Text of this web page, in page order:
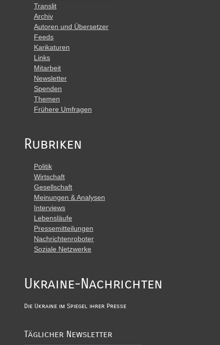
Translit
Archiv
Autoren und Übersetzer
Feeds
Karikaturen
Links
Mitarbeit
Newsletter
Spenden
Themen
Frühere Umfragen
Rubriken
Politik
Wirtschaft
Gesellschaft
Meinungen & Analysen
Interviews
Lebensläufe
Pressemitteilungen
Nachrichtenroboter
Soziale Netzwerke
Ukraine-Nachrichten
Die Ukraine im Spiegel ihrer Presse
Täglicher Newsletter